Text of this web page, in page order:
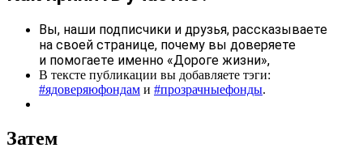
Вы, наши подписчики и друзья, рассказываете
на своей странице, почему вы доверяете
и помогаете именно «Дороге жизни»,
В тексте публикации вы добавляете тэги:
#ядоверяюфондам и #прозрачныефонды.
Затем